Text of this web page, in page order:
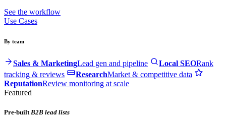
See the workflow
Use Cases
By team
Sales & MarketingLead gen and pipeline Local SEORank
tracking & reviews
ResearchMarket & competitive data
ReputationReview monitoring at scale
Featured
Pre-builtB2B lead lists